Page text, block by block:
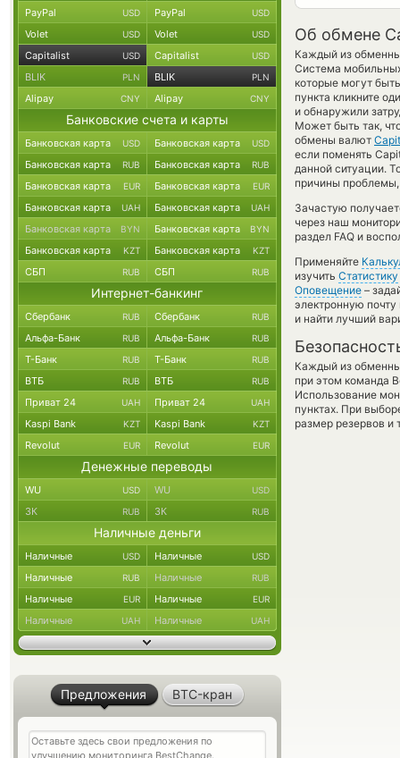
Об обмене
Каждый из
Система
которые могут
пункта кликните
и обнаружили
Может быть так,
обмены валют
если поменять
данной ситуации.
причины
Зачастую
через наш
раздел FAQ и
Применяйте
изучить Статистику
Оповещение –
электронную
и найти лучший
Каждый из
при этом команда
Использование
пунктах. При
размер резервов и
PayPal USD PayPal USD
Volet USD Volet USD
Capitalist USD Capitalist USD
BLIK PLN BLIK PLN
Alipay CNY Alipay CNY
Банковские счета и карты
Банковская карта USD Банковская карта USD
Банковская карта RUB Банковская карта RUB
Банковская карта EUR Банковская карта EUR
Банковская карта UAH Банковская карта UAH
Банковская карта BYN Банковская карта BYN
Банковская карта KZT Банковская карта KZT
СБП RUB СБП RUB
Интернет-банкинг
Сбербанк RUB Сбербанк RUB
Альфа-Банк RUB Альфа-Банк RUB
Т-Банк RUB Т-Банк RUB
ВТБ RUB ВТБ RUB
Приват 24 UAH Приват 24 UAH
Kaspi Bank KZT Kaspi Bank KZT
Revolut EUR Revolut EUR
Денежные переводы
WU USD WU USD
ЗК RUB ЗК RUB
Наличные деньги
Наличные USD Наличные USD
Наличные RUB Наличные RUB
Наличные EUR Наличные EUR
Наличные UAH Наличные UAH
Предложения BTC-кран